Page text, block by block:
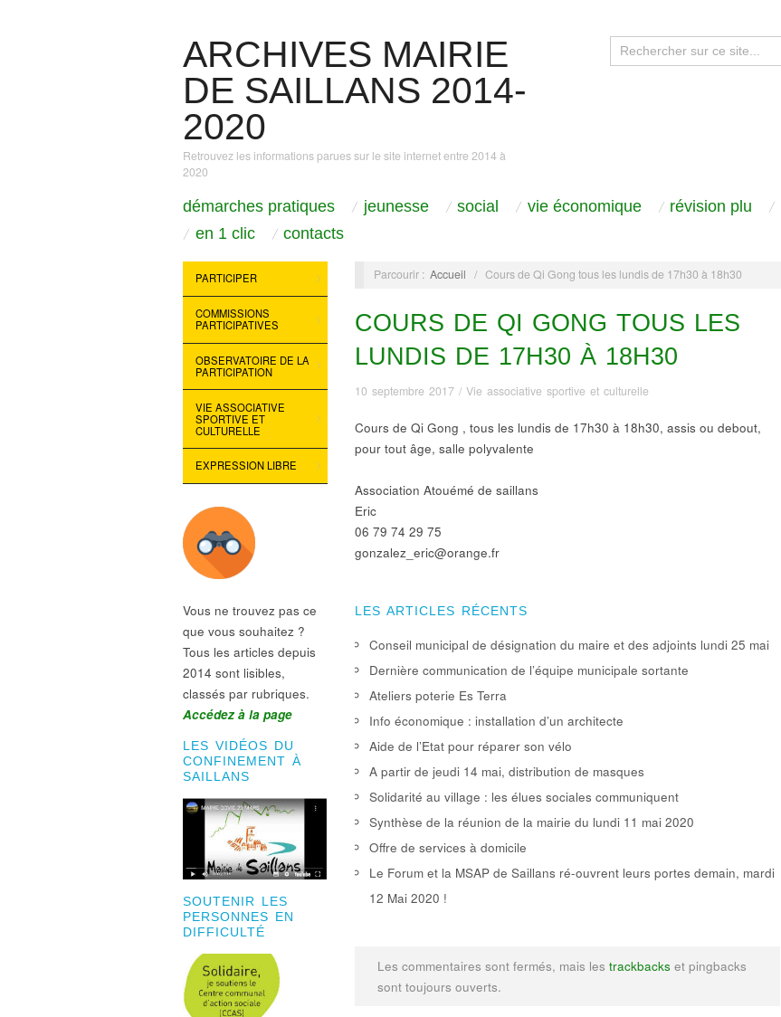
ARCHIVES MAIRIE
DE SAILLANS 2014-
2020
Retrouvez les informations parues sur le site internet entre 2014 à
2020
démarches pratiques jeunesse social vie économique révision plu
en 1 clic
contacts
PARTICIPER
COMMISSIONS
PARTICIPATIVES
OBSERVATOIRE DE LA
PARTICIPATION
VIE ASSOCIATIVE
SPORTIVE ET
CULTURELLE
EXPRESSION LIBRE
Vous ne trouvez pas ce
que vous souhaitez ?
Tous les articles depuis
2014 sont lisibles,
classés par rubriques.
Accédez à la page
LES VIDÉOS DU
CONFINEMENT À
SAILLANS
SOUTENIR LES
PERSONNES EN
DIFFICULTÉ
Parcourir : Accueil / Cours de Qi Gong tous les lundis de 17h30 à 18h30
COURS DE QI GONG TOUS LES
LUNDIS DE 17H30 À 18H30
10 septembre 2017 / Vie associative sportive et culturelle
Cours de Qi Gong , tous les lundis de 17h30 à 18h30, assis ou debout,
pour tout âge, salle polyvalente
Association Atouémé de saillans
Eric
06 79 74 29 75
gonzalez_eric@orange.fr
LES ARTICLES RÉCENTS
Conseil municipal de désignation du maire et des adjoints lundi 25 mai
Dernière communication de l’équipe municipale sortante
Ateliers poterie Es Terra
Info économique : installation d’un architecte
Aide de l’Etat pour réparer son vélo
A partir de jeudi 14 mai, distribution de masques
Solidarité au village : les élues sociales communiquent
Synthèse de la réunion de la mairie du lundi 11 mai 2020
Offre de services à domicile
Le Forum et la MSAP de Saillans ré-ouvrent leurs portes demain, mardi
12 Mai 2020 !
Les commentaires sont fermés, mais les trackbacks et pingbacks
sont toujours ouverts.